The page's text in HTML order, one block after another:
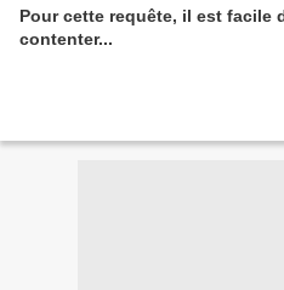
Pour cette requête, il est facile de
contenter...